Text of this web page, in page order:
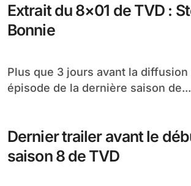
Extrait du 8×01 de TVD :
Bonnie
Plus que 3 jours avant la diffusion du premier
épisode de la dernière saison de...
Dernier trailer avant le
saison 8 de TVD